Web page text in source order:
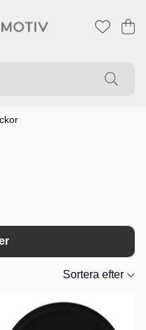
.
Sortera efter